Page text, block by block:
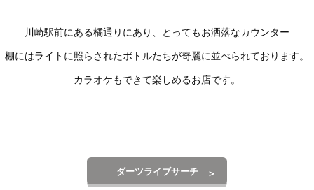
川崎駅前にある橘通りにあり、とってもお洒落なカウンター
棚にはライトに照らされたボトルたちが奇麗に並べられております。
カラオケもできて楽しめるお店です。
ダーツライブサーチ